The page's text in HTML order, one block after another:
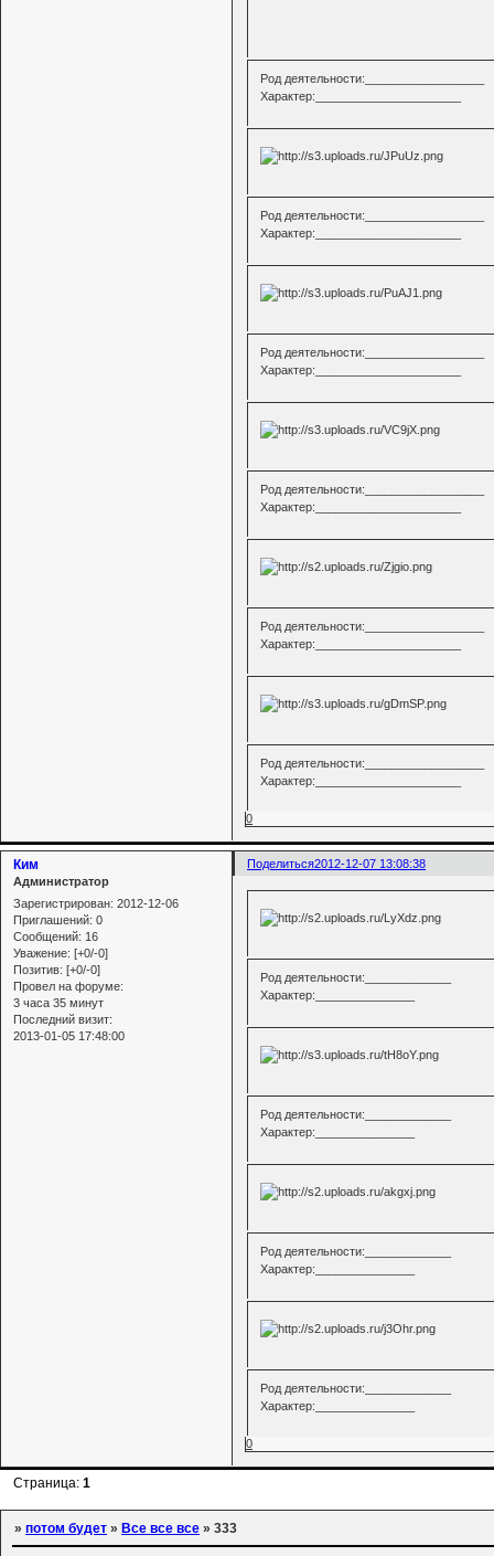
Род деятельности:__________________
Характер:______________________
Род деятельности:__________________
Характер:______________________
Род деятельности:__________________
Характер:______________________
Род деятельности:__________________
Характер:______________________
Род деятельности:__________________
Характер:______________________
Род деятельности:__________________
Характер:______________________
0
Поделиться2012-12-07 13:08:38
Ким
Администратор
Зарегистрирован: 2012-12-06
Приглашений: 0
Сообщений: 16
Уважение: [+0/-0]
Позитив: [+0/-0]
Провел на форуме:
3 часа 35 минут
Последний визит:
2013-01-05 17:48:00
Род деятельности:_____________
Характер:_______________
Род деятельности:_____________
Характер:_______________
Род деятельности:_____________
Характер:_______________
Род деятельности:_____________
Характер:_______________
0
Страница:1
»потом будет » Все все все »333